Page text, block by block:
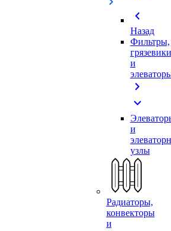
chevron_left
Назад
Фильтры,
грязевики
и
chevron_right
expand_more
и
узлы
Радиаторы,
конвекторы
и